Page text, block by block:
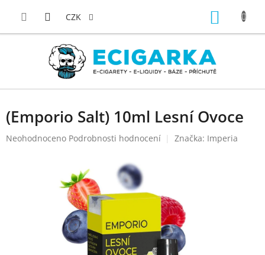
CZK
(Emporio Salt) 10ml Lesní Ovoce
Průměrné
Neohodnoceno Podrobnosti hodnocení Značka: Imperia